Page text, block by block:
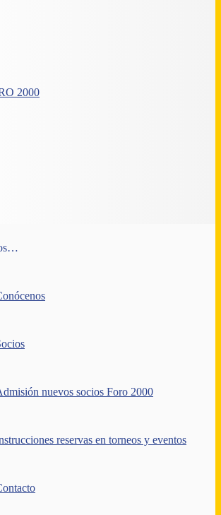
nuevos socios Foro 2000
reservas en torneos y eventos